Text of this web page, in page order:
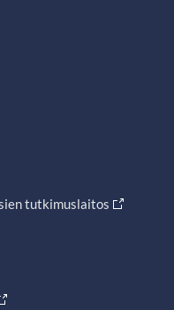
tutkimuslaitos